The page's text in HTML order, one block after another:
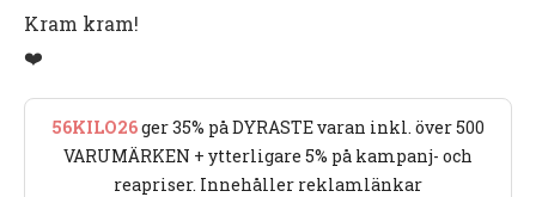
Kram kram!
❤️
56KILO26ger 35% på DYRASTE varan inkl. över 500
VARUMÄRKEN + ytterligare 5% på kampanj- och
reapriser. Innehåller reklamlänkar